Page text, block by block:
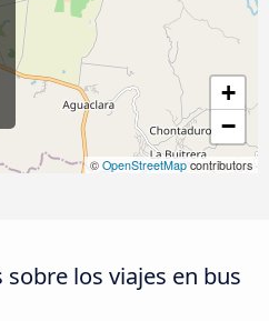
+
−
© OpenStreetMap contributors
los viajes en bus